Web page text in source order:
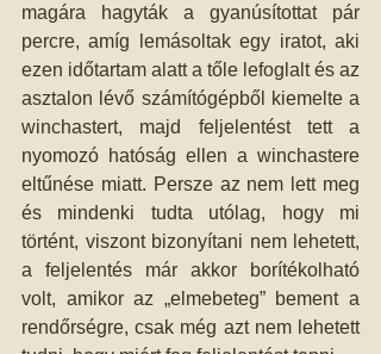
magára hagyták a gyanúsítottat pár
percre, amíg lemásoltak egy iratot, aki
ezen időtartam alatt a tőle lefoglalt és az
asztalon lévő számítógépből kiemelte a
winchastert, majd feljelentést tett a
nyomozó hatóság ellen a winchastere
eltűnése miatt. Persze az nem lett meg
és mindenki tudta utólag, hogy mi
történt, viszont bizonyítani nem lehetett,
a feljelentés már akkor borítékolható
volt, amikor az „elmebeteg” bement a
rendőrségre, csak még azt nem lehetett